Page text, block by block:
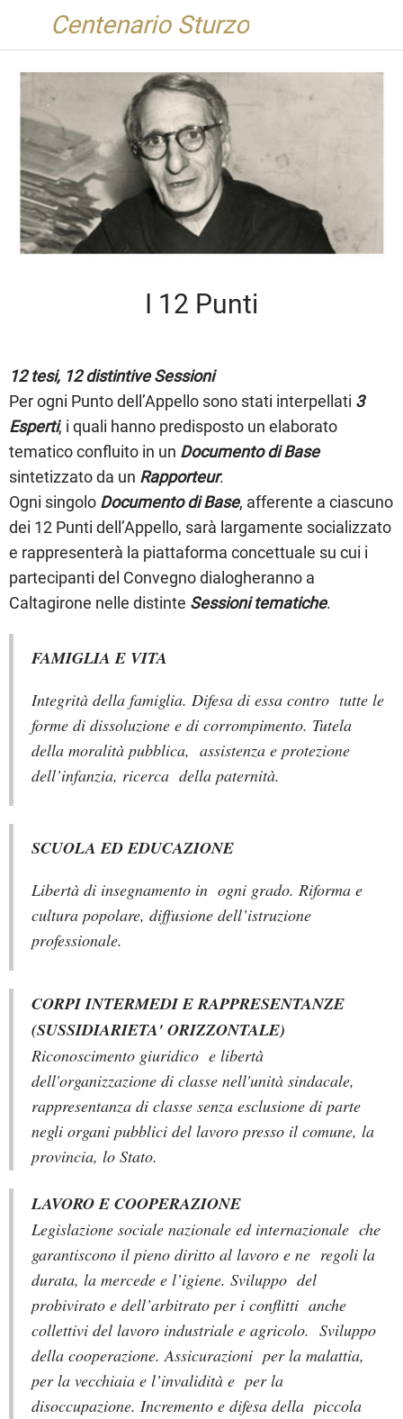
Centenario Sturzo
I 12 Punti
12 tesi, 12 distintive Sessioni
Per ogni Punto dell’Appello sono stati interpellati 3
Esperti, i quali hanno predisposto un elaborato
tematico confluito in un Documento di Base
sintetizzato da un Rapporteur.
Ogni singolo Documento di Base, afferente a ciascuno
dei 12 Punti dell’Appello, sarà largamente socializzato
e rappresenterà la piattaforma concettuale su cui i
partecipanti del Convegno dialogheranno a
Caltagirone nelle distinte Sessioni tematiche.
FAMIGLIA E VITA
Integrità della famiglia. Difesa di essa contro tutte le
forme di dissoluzione e di corrompimento. Tutela
della moralità pubblica, assistenza e protezione
dell’infanzia, ricerca della paternità.
SCUOLA ED EDUCAZIONE
Libertà di insegnamento in ogni grado. Riforma e
cultura popolare, diffusione dell’istruzione
professionale.
CORPI INTERMEDI E RAPPRESENTANZE
(SUSSIDIARIETA' ORIZZONTALE)
Riconoscimento giuridico e libertà
dell'organizzazione di classe nell'unità sindacale,
rappresentanza di classe senza esclusione di parte
negli organi pubblici del lavoro presso il comune, la
provincia, lo Stato.
LAVORO E COOPERAZIONE
Legislazione sociale nazionale ed internazionale che
garantiscono il pieno diritto al lavoro e ne regoli la
durata, la mercede e l’igiene. Sviluppo del
probivirato e dell’arbitrato per i conflitti anche
collettivi del lavoro industriale e agricolo. Sviluppo
della cooperazione. Assicurazioni per la malattia,
per la vecchiaia e l’invalidità e per la
disoccupazione. Incremento e difesa della piccola